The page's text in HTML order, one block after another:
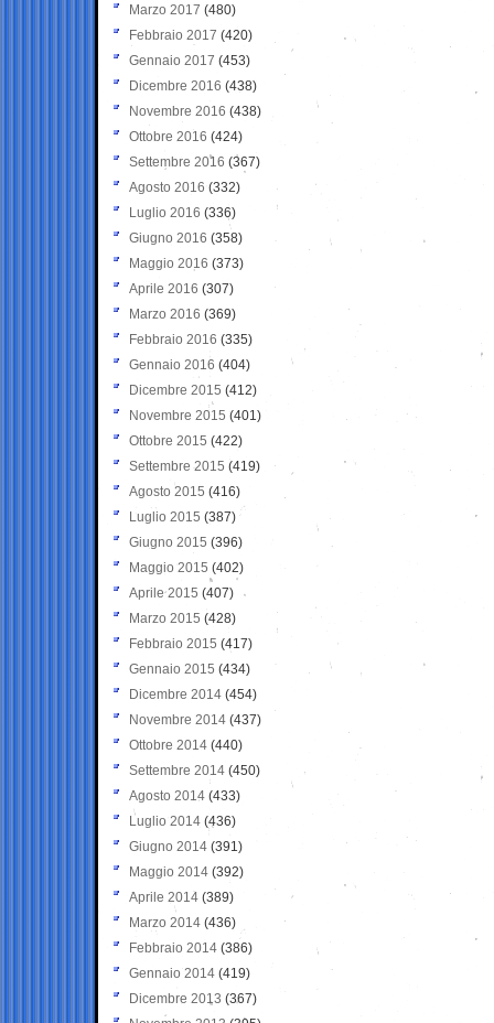
Marzo 2017 (480)
Febbraio 2017 (420)
Gennaio 2017 (453)
Dicembre 2016 (438)
Novembre 2016 (438)
Ottobre 2016 (424)
Settembre 2016 (367)
Agosto 2016 (332)
Luglio 2016 (336)
Giugno 2016 (358)
Maggio 2016 (373)
Aprile 2016 (307)
Marzo 2016 (369)
Febbraio 2016 (335)
Gennaio 2016 (404)
Dicembre 2015 (412)
Novembre 2015 (401)
Ottobre 2015 (422)
Settembre 2015 (419)
Agosto 2015 (416)
Luglio 2015 (387)
Giugno 2015 (396)
Maggio 2015 (402)
Aprile 2015 (407)
Marzo 2015 (428)
Febbraio 2015 (417)
Gennaio 2015 (434)
Dicembre 2014 (454)
Novembre 2014 (437)
Ottobre 2014 (440)
Settembre 2014 (450)
Agosto 2014 (433)
Luglio 2014 (436)
Giugno 2014 (391)
Maggio 2014 (392)
Aprile 2014 (389)
Marzo 2014 (436)
Febbraio 2014 (386)
Gennaio 2014 (419)
Dicembre 2013 (367)